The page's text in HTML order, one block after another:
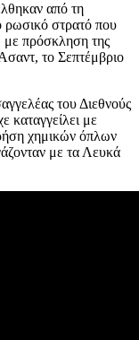
από τη
ρωσικό στρατό που
με πρόσκληση της
το Σεπτέμβριο
του Διεθνούς
καταγγείλει με
χημικών όπλων
με τα Λευκά